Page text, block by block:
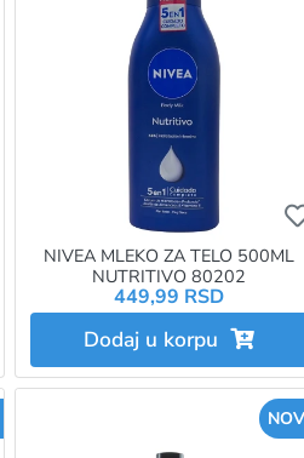
Ukoliko želite da dodate proizvod
NIVEA MLEKO ZA TELO 500ML
NUTRITIVO 80202
449,99 RSD
Dodaj u korpu